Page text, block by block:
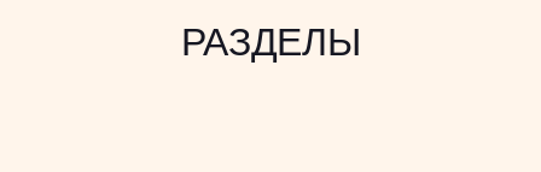
РАЗДЕЛЫ